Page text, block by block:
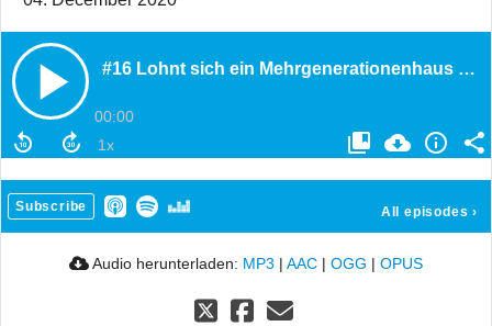
#16 Lohnt sich ein Mehrgenerationenhaus für meine Familie?
00:00
Subscribe All episodes ›
Audio herunterladen: MP3 | AAC | OGG | OPUS